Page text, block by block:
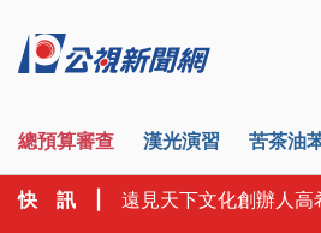
總預算審查 漢光演習 苦茶油
快 訊 遠見天下文化創辦人